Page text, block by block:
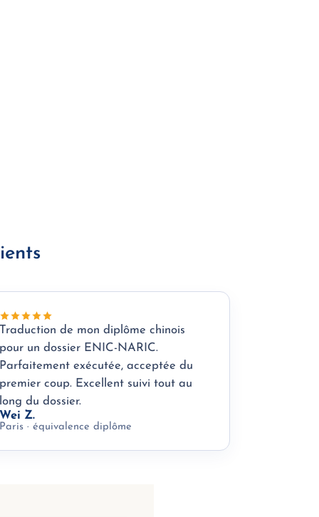
Traduction de mon diplôme chinois
pour un dossier ENIC-NARIC.
Parfaitement exécutée, acceptée du
premier coup. Excellent suivi tout au
long du dossier.
Wei Z.
Paris · équivalence diplôme